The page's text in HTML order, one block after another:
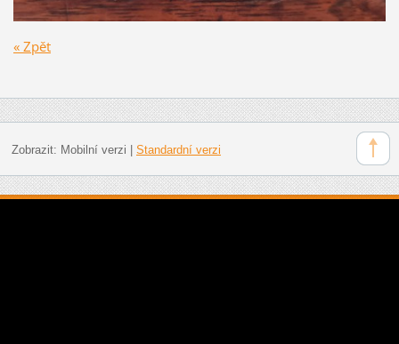
« Zpět
Zobrazit: Mobilní verzi Standardní verzi